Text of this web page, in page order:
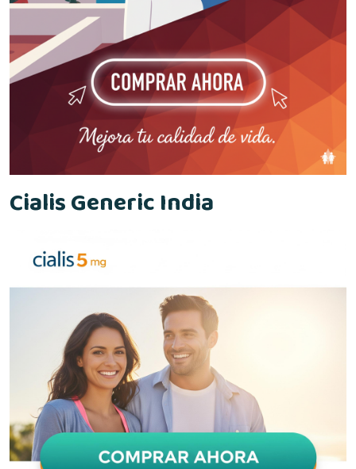
Cialis Generic India